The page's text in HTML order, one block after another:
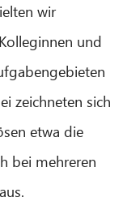
wir
und
zeichneten sich
etwa die
bei mehreren